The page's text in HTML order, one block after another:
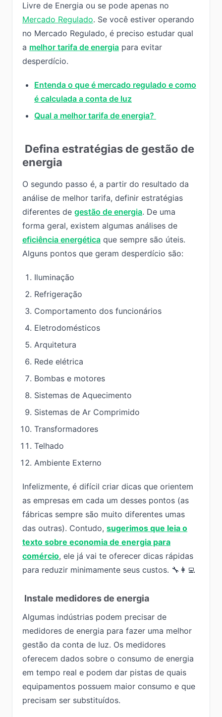
Livre de Energia ou se pode apenas no
Mercado Regulado. Se você estiver operando
no Mercado Regulado, é preciso estudar qual
a melhor tarifa de energia para evitar
desperdício.
Entenda o que é mercado regulado e como
é calculada a conta de luz
Qual a melhor tarifa de energia?
Defina estratégias de gestão de
energia
O segundo passo é, a partir do resultado da
análise de melhor tarifa, definir estratégias
diferentes de gestão de energia. De uma
forma geral, existem algumas análises de
eficiência energética que sempre são úteis.
Alguns pontos que geram desperdício são:
Iluminação
Refrigeração
Comportamento dos funcionários
Eletrodomésticos
Arquitetura
Rede elétrica
Bombas e motores
Sistemas de Aquecimento
Sistemas de Ar Comprimido
Transformadores
Telhado
Ambiente Externo
Infelizmente, é difícil criar dicas que orientem
as empresas em cada um desses pontos (as
fábricas sempre são muito diferentes umas
das outras). Contudo, sugerimos que leia o
texto sobre economia de energia para
comércio, ele já vai te oferecer dicas rápidas
para reduzir minimamente seus custos. 🔧👩‍💻
Instale medidores de energia
Algumas indústrias podem precisar de
medidores de energia para fazer uma melhor
gestão da conta de luz. Os medidores
oferecem dados sobre o consumo de energia
em tempo real e podem dar pistas de quais
equipamentos possuem maior consumo e que
precisam ser substituídos.